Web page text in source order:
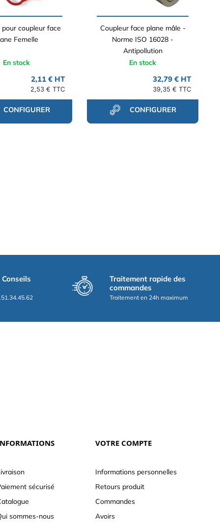
coupleur face
Femelle
En stock
2,11 € HT
2,53 € TTC
CONFIGURER
Coupleur face plane mâle -
Norme ISO 16028 -
Antipollution
En stock
32,79 € HT
39,35 € TTC
CONFIGURER
Traitement rapide des
commandes
Traitement en 24h maximum
sécurisé
sommes-nous
VOTRE COMPTE
Informations personnelles
Retours produit
Commandes
Avoirs